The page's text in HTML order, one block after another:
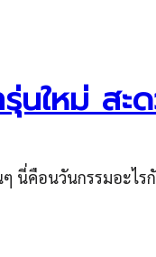
นใหม่ สะ
นี่คือนวันกรรมอะไร